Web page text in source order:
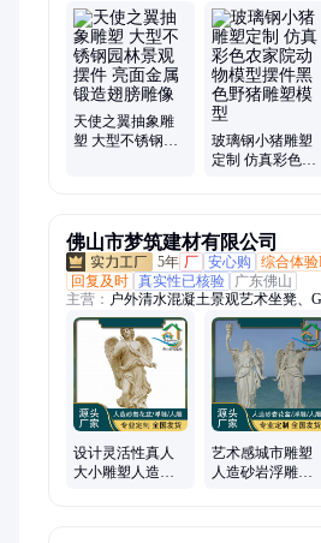
像、动物雕塑
天使之翼抽象雕
塑 大型不锈钢园
玻璃钢小猪雕塑
定制 仿真彩色农
佛山市梦筑建材有限公司
5年 厂 安心购 综合体验
回复及时 真实性已核验
广东佛山
主营： 户外清水混凝土景观艺术坐凳、
混凝土、圣母雕像、GRC市政花盆、
岩园林景观雕塑
设计灵活性真人
大小雕塑人造砂
艺术感城市雕塑
人造砂岩浮雕广